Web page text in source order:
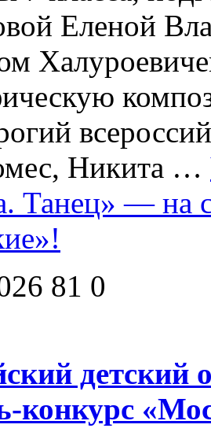
Еленой
Никита …
Танец» — на
81 0
конкурс